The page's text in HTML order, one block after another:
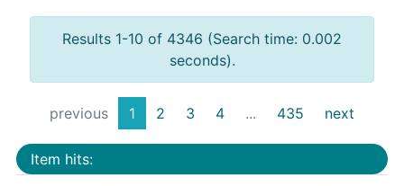
Results 1-10 of 4346 (Search time: 0.002
seconds).
previous 1 2 3 4 ... 435 next
Item hits: